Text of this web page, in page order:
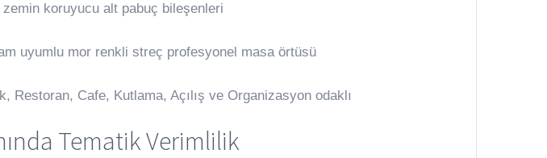
koruyucu alt pabuç bileşenleri
uyumlu mor renkli streç profesyonel masa örtüsü
Restoran, Cafe, Kutlama, Açılış ve Organizasyon odaklı
Tematik Verimlilik